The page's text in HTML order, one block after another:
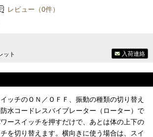
レビュー（0件）
ット
入荷連絡
ッチのＯＮ／ＯＦＦ、振動の種類の切り替え
水コードレスバイブレーター（ローター）で
ースイッチを押すだけで、あとは体の上下の
を切り替えます。横向きに使う場合は、スイ